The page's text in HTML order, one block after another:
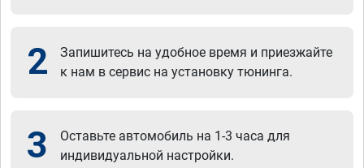
2
Запишитесь на удобное время и приезжайте
к нам в сервис на установку тюнинга.
3
Оставьте автомобиль на 1-3 часа для
индивидуальной настройки.